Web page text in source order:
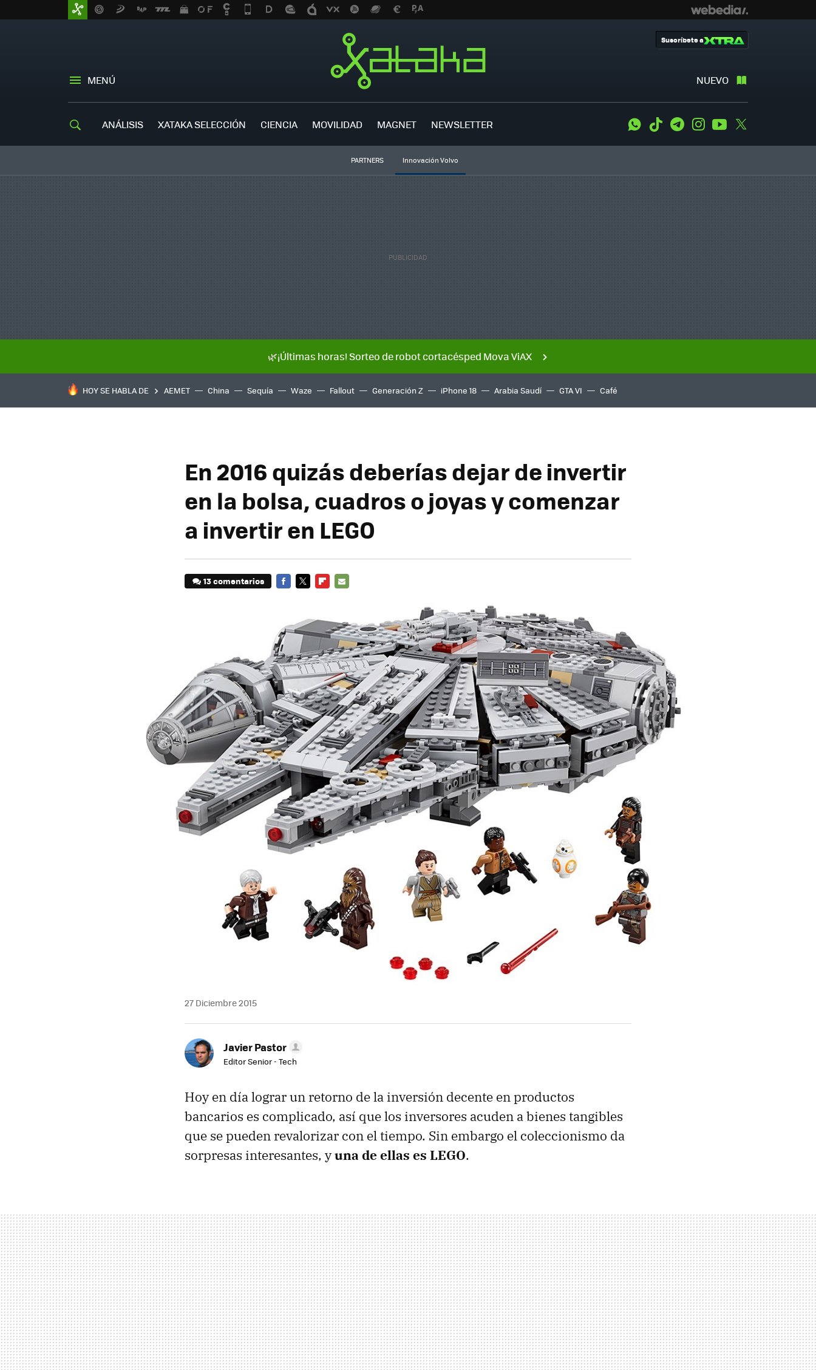
MENÚ NUEVO
Suscríbete a
ANÁLISIS XATAKA SELECCIÓN CIENCIA MOVILIDAD MAGNET NEWSLETTER WhatsApp
Tiktok TelegramInstagramYoutube
PARTNERS Innovación Volvo
🌿¡Últimas horas! Sorteo de robot cortacésped Mova ViAX
HOY SE HABLA DE AEMET China Sequía Waze Fallout Generación Z iPhone 18 Arabia Saudí GTA VI Café
En 2016 quizás deberías dejar de invertir
en la bolsa, cuadros o joyas y comenzar
a invertir en LEGO
13 comentarios
27 Diciembre 2015
Javier Pastor
Editor Senior - Tech
Hoy en día lograr un retorno de la inversión decente en productos
bancarios es complicado, así que los inversores acuden a bienes tangibles
que se pueden revalorizar con el tiempo. Sin embargo el coleccionismo da
sorpresas interesantes, yuna de ellas es LEGO.